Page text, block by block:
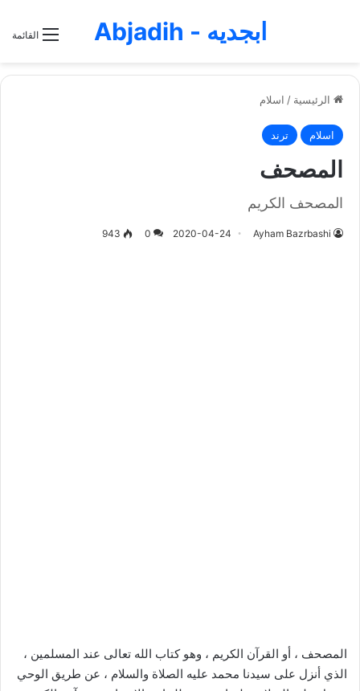
القائمة ابجديه - Abjadih
الرئيسية / اسلام
اسلام ترند
المصحف
المصحف الكريم
Ayham Bazrbashi
2020-04-24
0
943
المصحف ، أو القرآن الكريم ، وهو كتاب الله تعالى عند المسلمين ،
الذي أنزل على سيدنا محمد عليه الصلاة والسلام ، عن طريق الوحي